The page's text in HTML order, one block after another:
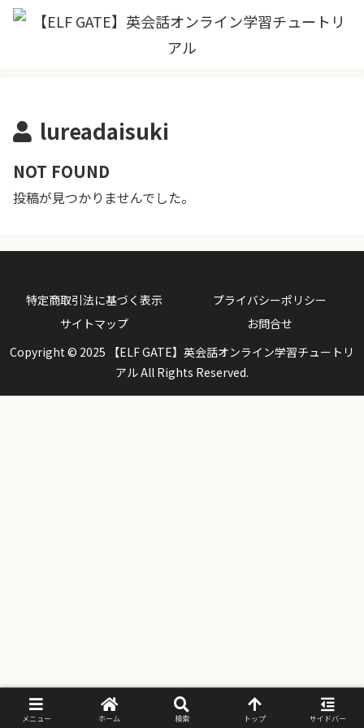
lureadaisuki
NOT FOUND
投稿が見つかりませんでした。
特定商取引法に基づく表示
プライバシーポリシー
サイトマップ
お問合せ
Copyright © 2025 【ELF GATE】英会話オンライン学習チュートリ
アル All Rights Reserved.
メニュー ホーム 検索 トップ サイドバー